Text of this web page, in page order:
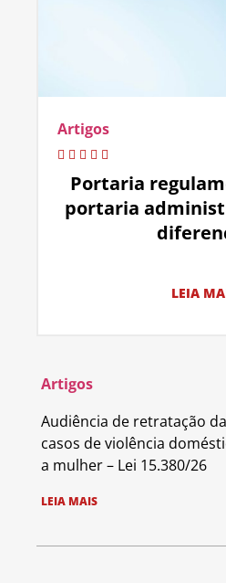
Artigos
Portaria
portaria
LEIA
Artigos
Audiência de retratação
casos de violência
a mulher – Lei 15.380/26
LEIA MAIS